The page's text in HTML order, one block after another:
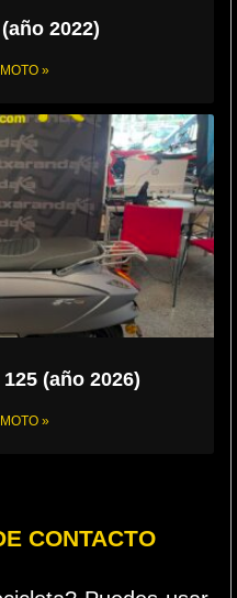
2022)
»
(año 2026)
»
CONTACTO